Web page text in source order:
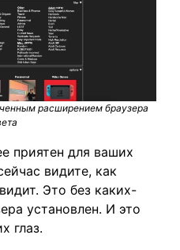
расширением браузера
приятен для ваших
видите, как
Это без каких-
установлен. И это
глаз.